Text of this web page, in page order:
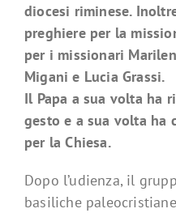
diocesi riminese.
preghiere per la
per i missionari
Migani e Lucia Grassi.
Il Papa a sua volta ha
gesto e a sua volta ha
per la Chiesa.
Dopo l’udienza, il
basiliche